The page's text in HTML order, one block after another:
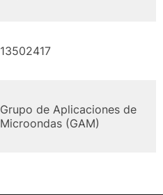
13502417
Grupo de Aplicaciones de
Microondas (GAM)